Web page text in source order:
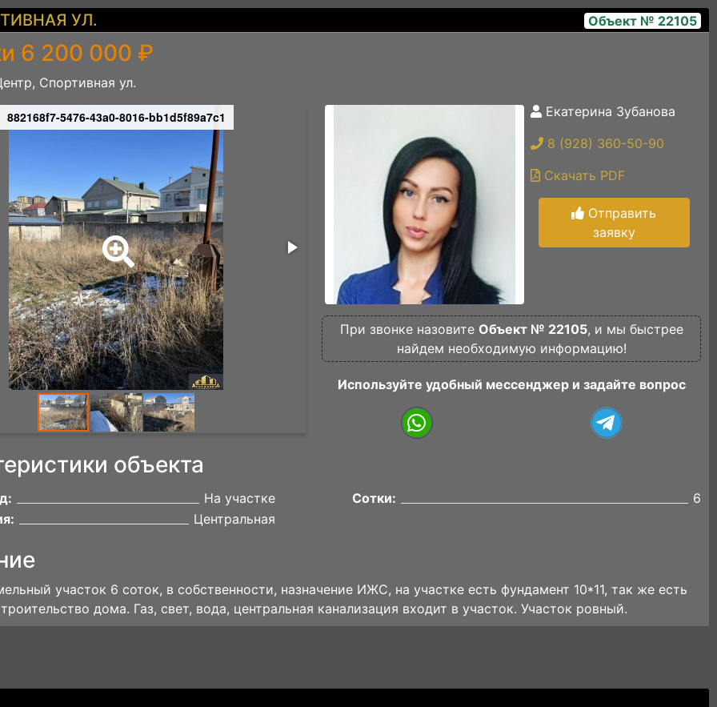
УЛ. Объект № 22105
6 200 000 ₽
Спортивная ул.
882168f7-5476-43a0-8016-bb1d5f89a7c1 346662ed-7277-4609-9526-ec2f2fc2984cЕкатерина Зубанова
8 (928) 360-50-90
Скачать PDF
Отправить
заявку
При звонке назовите Объект № 22105, и мы быстрее
найдем необходимую информацию!
Используйте удобный мессенджер и задайте вопрос
объекта
На участке
Центральная
Сотки: 6
участок 6 соток, в собственности, назначение ИЖС, на участке есть фундамент 10*11, так же есть
дома. Газ, свет, вода, центральная канализация входит в участок. Участок ровный.